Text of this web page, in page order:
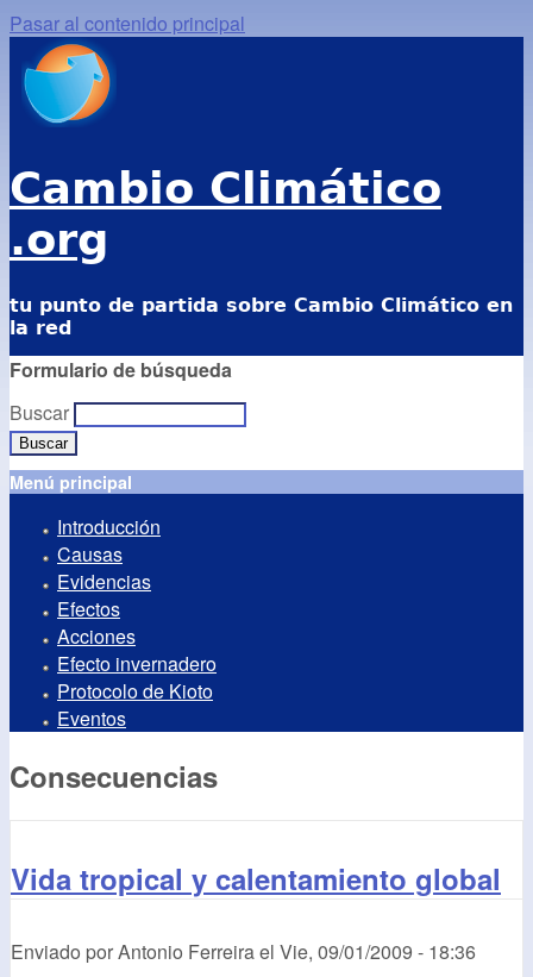
Pasar al contenido principal
Cambio Climático
.org
tu punto de partida sobre Cambio Climático en
la red
Formulario de búsqueda
Buscar
Menú principal
Introducción
Causas
Evidencias
Efectos
Acciones
Efecto invernadero
Protocolo de Kioto
Eventos
Consecuencias
Vida tropical y calentamiento global
Enviado porAntonio Ferreirael Vie, 09/01/2009 - 18:36